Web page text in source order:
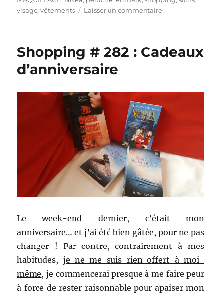
visage,vêtements Laisser un commentairesur
:
pour
fête,
Shopping # 282 : Cadeaux
d’anniversaire
Le week-end dernier, c’était mon
anniversaire… et j’ai été bien gâtée, pour ne pas
changer ! Par contre, contrairement à mes
habitudes,je ne me suis rien offert à moi-
même, je commencerai presque à me faire peur
à force de rester raisonnable pour apaiser mon